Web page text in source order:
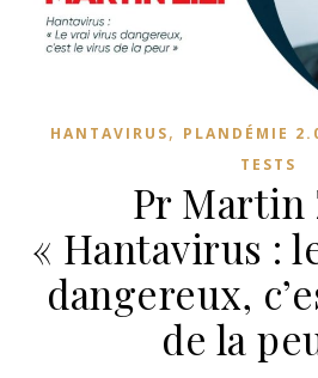
HANTAVIRUS, PLANDÉMIE
TESTS
Pr Martin
« Hantavirus :
dangereux,
de la